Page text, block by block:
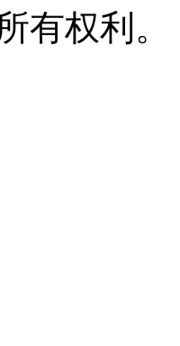
有权利。